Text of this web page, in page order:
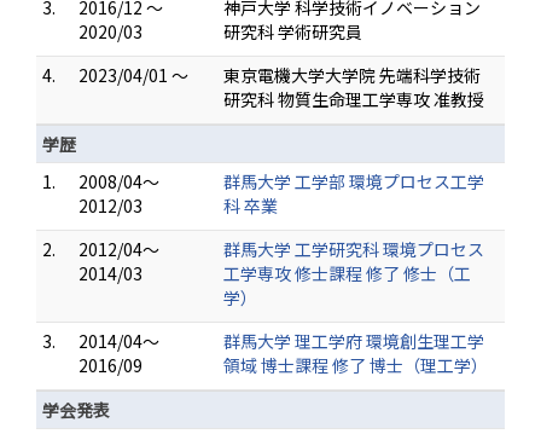
3.
2016/12 ～
2020/03
神戸大学 科学技術イノベーション
研究科 学術研究員
4.
2023/04/01 ～
東京電機大学大学院 先端科学技術
研究科 物質生命理工学専攻 准教授
学歴
1.
2008/04～
2012/03
群馬大学 工学部 環境プロセス工学
科 卒業
2.
2012/04～
2014/03
群馬大学 工学研究科 環境プロセス
工学専攻 修士課程 修了 修士（工
学）
3.
2014/04～
2016/09
群馬大学 理工学府 環境創生理工学
領域 博士課程 修了 博士（理工学）
学会発表